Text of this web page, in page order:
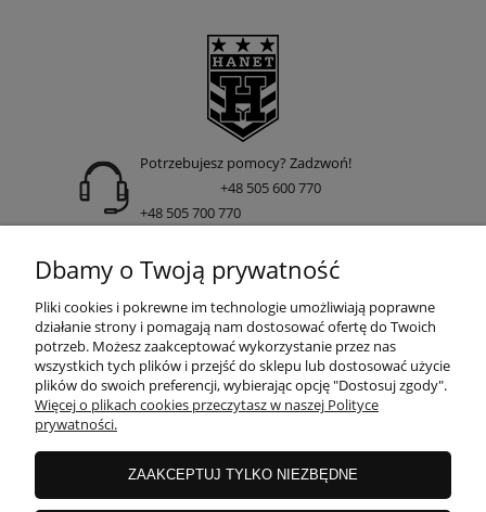
Potrzebujesz pomocy? Zadzwoń!
+48 505 600 770
+48 505 700 770
ul. Nakielska 266 85-391 Bydgoszcz
INFORMACJE
DOSTAWA I PŁATNOŚCI
Dbamy o Twoją prywatność
Pliki cookies i pokrewne im technologie umożliwiają poprawne
działanie strony i pomagają nam dostosować ofertę do Twoich
potrzeb. Możesz zaakceptować wykorzystanie przez nas
wszystkich tych plików i przejść do sklepu lub dostosować użycie
plików do swoich preferencji, wybierając opcję "Dostosuj zgody".
Więcej o plikach cookies przeczytasz w naszej Polityce
prywatności.
ZAAKCEPTUJ TYLKO NIEZBĘDNE